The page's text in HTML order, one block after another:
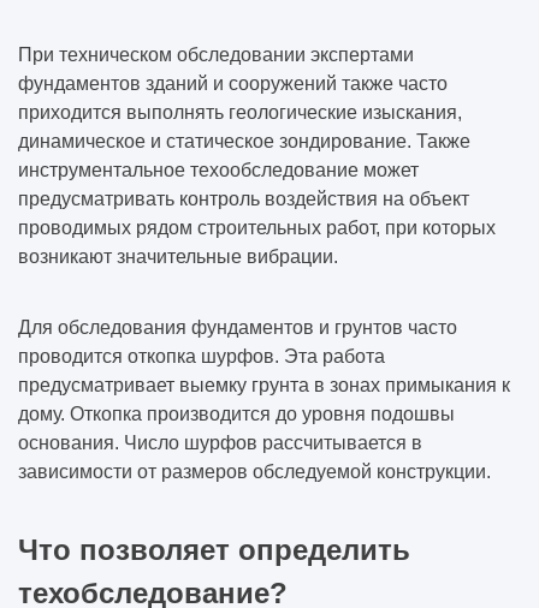
При техническом обследовании экспертами
фундаментов зданий и сооружений также часто
приходится выполнять геологические изыскания,
динамическое и статическое зондирование. Также
инструментальное техообследование может
предусматривать контроль воздействия на объект
проводимых рядом строительных работ, при которых
возникают значительные вибрации.
Для обследования фундаментов и грунтов часто
проводится откопка шурфов. Эта работа
предусматривает выемку грунта в зонах примыкания к
дому. Откопка производится до уровня подошвы
основания. Число шурфов рассчитывается в
зависимости от размеров обследуемой конструкции.
Что позволяет определить
техобследование?